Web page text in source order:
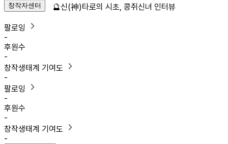
창작자센터
팔로잉
-
후원수
-
창작생태계 기여도
-
팔로잉
-
후원수
-
창작생태계 기여도
-
🔮신(神)타로의 시초, 콩쥐신녀 인터뷰